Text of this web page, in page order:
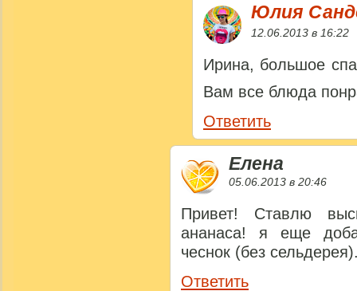
Юлия
12.06.2013 в 16:22
Ирина, большое
Вам все блюда
Ответить
Елена
05.06.2013 в 20:46
Привет! Ставлю
ананаса! я еще
чеснок (без
Ответить